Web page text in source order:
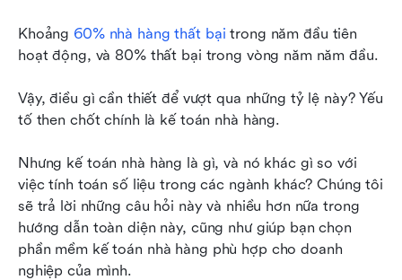
Khoảng 60% nhà hàng thất bại trong năm đầu tiên
hoạt động, và 80% thất bại trong vòng năm năm đầu.
Vậy, điều gì cần thiết để vượt qua những tỷ lệ này? Yếu
tố then chốt chính là kế toán nhà hàng.
Nhưng kế toán nhà hàng là gì, và nó khác gì so với
việc tính toán số liệu trong các ngành khác? Chúng tôi
sẽ trả lời những câu hỏi này và nhiều hơn nữa trong
hướng dẫn toàn diện này, cũng như giúp bạn chọn
phần mềm kế toán nhà hàng phù hợp cho doanh
nghiệp của mình.